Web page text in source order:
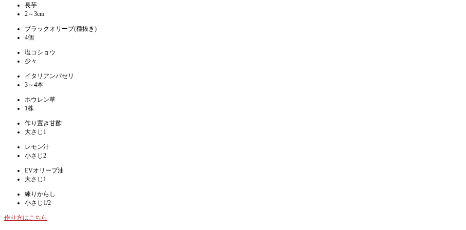
長芋
2～3cm
ブラックオリーブ(種抜き)
4個
塩コショウ
少々
イタリアンパセリ
3～4本
ホウレン草
1株
作り置き甘酢
大さじ1
レモン汁
小さじ2
EVオリーブ油
大さじ1
練りからし
小さじ1/2
作り方はこちら